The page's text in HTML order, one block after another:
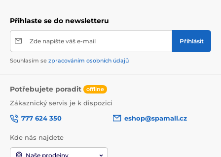
Přihlaste se do newsletteru
Zde napište váš e-mail Přihlásit
Souhlasím se zpracováním osobních údajů
Potřebujete poradit offline
Zákaznický servis je k dispozici
777 624 350
eshop@spamall.cz
Kde nás najdete
Naše prodejny